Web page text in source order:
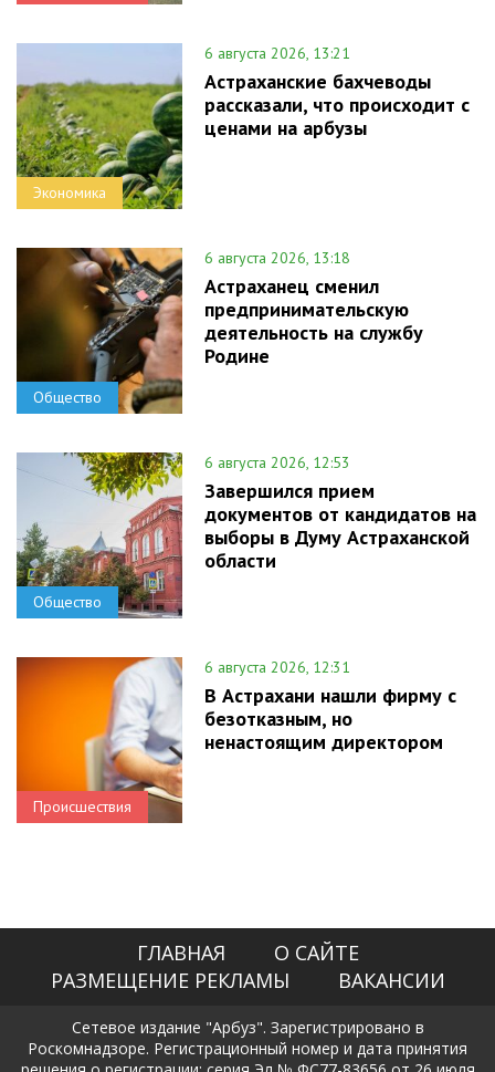
Экономика
6 августа 2026, 13:21
Астраханские бахчеводы
рассказали, что происходит с
ценами на арбузы
Общество
6 августа 2026, 13:18
Астраханец сменил
предпринимательскую
деятельность на службу
Родине
Общество
6 августа 2026, 12:53
Завершился прием
документов от кандидатов на
выборы в Думу Астраханской
области
Происшествия
6 августа 2026, 12:31
В Астрахани нашли фирму с
безотказным, но
ненастоящим директором
ГЛАВНАЯ
О САЙТЕ
РАЗМЕЩЕНИЕ РЕКЛАМЫ
ВАКАНСИИ
Сетевое издание "Арбуз". Зарегистрировано в
Роскомнадзоре. Регистрационный номер и дата принятия